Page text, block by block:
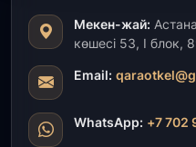
Мекен-жай:
көшесі 53, І блок,
Email:
WhatsApp: +7 702